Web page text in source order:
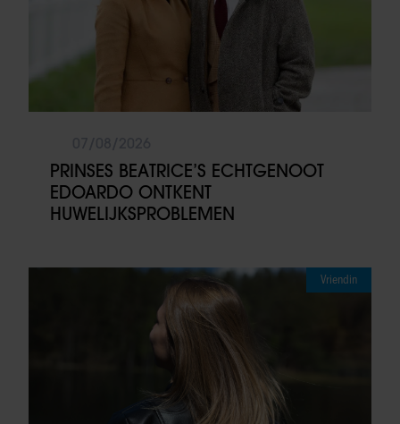
PRINSES BEATRICE’S ECHTGENOOT
EDOARDO ONTKENT
HUWELIJKSPROBLEMEN
Vriendin